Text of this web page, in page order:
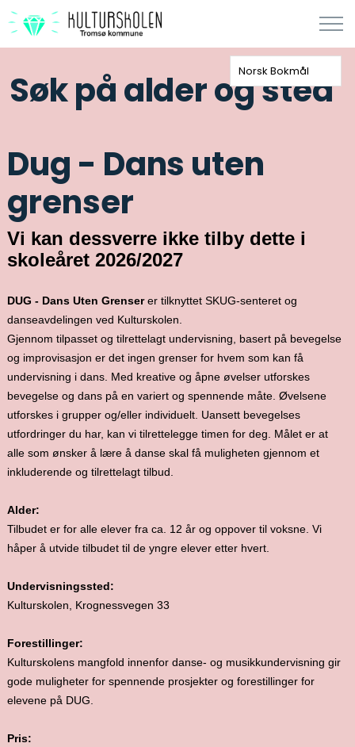
Søk på alder og sted
Dug - Dans uten
grenser
Vi kan dessverre ikke tilby dette i
skoleåret 2026/2027
DUG - Dans Uten Grenserer tilknyttet SKUG-senteret og
danseavdelingen ved Kulturskolen.
Gjennom tilpasset og tilrettelagt undervisning, basert på bevegelse
og improvisasjon er det ingen grenser for hvem som kan få
undervisning i dans. Med kreative og åpne øvelser utforskes
bevegelse og dans på en variert og spennende måte. Øvelsene
utforskes i grupper og/eller individuelt. Uansett bevegelses
utfordringer du har, kan vi tilrettelegge timen for deg. Målet er at
alle som ønsker å lære å danse skal få muligheten gjennom et
inkluderende og tilrettelagt tilbud.
Alder:
Tilbudet er for alle elever fra ca. 12 år og oppover til voksne. Vi
håper å utvide tilbudet til de yngre elever etter hvert.
Undervisningssted:
Kulturskolen, Krognessvegen 33
Forestillinger:
Kulturskolens mangfold innenfor danse- og musikkundervisning gir
gode muligheter for spennende prosjekter og forestillinger for
elevene på DUG.
Pris:
Norsk Bokmål